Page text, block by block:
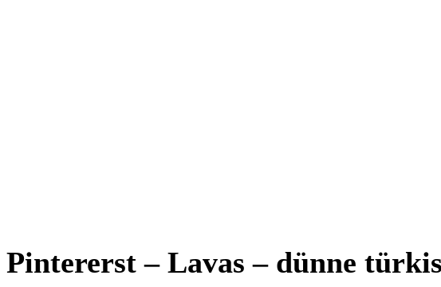
Pintererst – Lavas – dünne